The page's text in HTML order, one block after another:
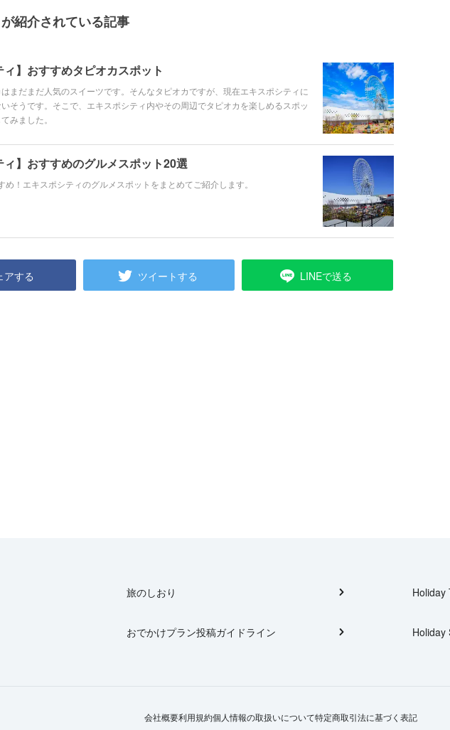
紹介されている記事
ィ】おすすめタピオカスポット
まだまだ人気のスイーツです。そんなタピオカですが、現在エキスポシティに
そうです。そこで、エキスポシティ内やその周辺でタピオカを楽しめるスポッ
みました。
ィ】おすすめのグルメスポット20選
め！エキスポシティのグルメスポットをまとめてご紹介します。
アする ツイートする LINEで送る
旅のしおり
おでかけプラン投稿ガイドライン
Holiday
Holiday
会社概要利用規約個人情報の取扱いについて特定商取引法に基づく表記